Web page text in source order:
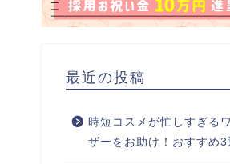
最近の投稿
時短コスメが忙しすぎる
ザーをお助け！おすすめ3